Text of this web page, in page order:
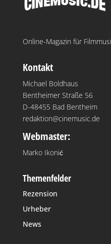
Online-Magazin für
Kontakt
Michael Boldhaus
Bentheimer Straße 56
D-48455 Bad Bentheim
redaktion@cinemusic.de
Webmaster:
Marko Ikonić
Themenfelder
Rezension
Urheber
News